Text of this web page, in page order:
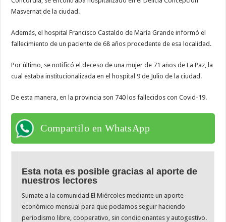
Masvernat de la ciudad.
Además, el hospital Francisco Castaldo de María Grande informó el
fallecimiento de un paciente de 68 años procedente de esa localidad.
Por último, se notificó el deceso de una mujer de 71 años de La Paz, la
cual estaba institucionalizada en el hospital 9 de Julio de la ciudad.
De esta manera, en la provincia son 740 los fallecidos con Covid-19.
Compartilo en WhatsApp
Esta nota es posible gracias al aporte de
nuestros lectores
Sumate a la comunidad El Miércoles mediante un aporte
económico mensual para que podamos seguir haciendo
periodismo libre, cooperativo, sin condicionantes y autogestivo.